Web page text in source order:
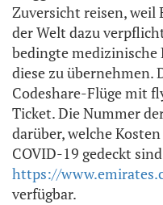
Zuversicht reisen, weil
der Welt dazu
bedingte medizinische
diese zu übernehmen.
Codeshare-Flüge mit
Ticket. Die Nummer
darüber, welche
COVID-19 gedeckt
https://
verfügbar.